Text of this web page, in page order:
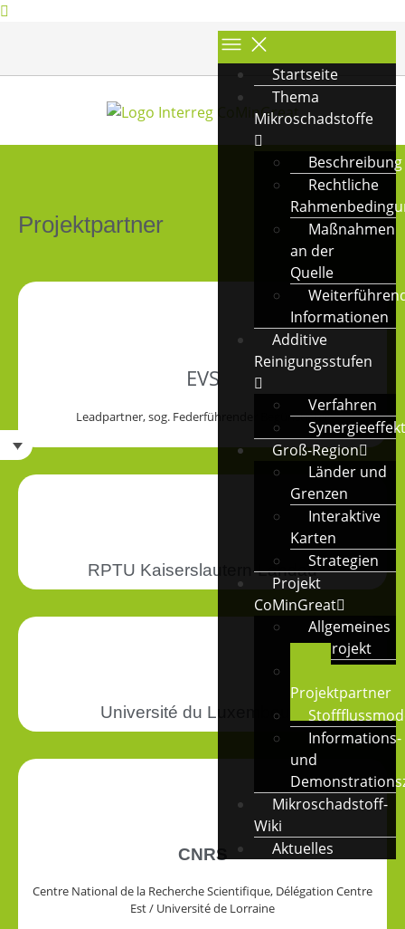
Startseite
Thema
Mikroschadstoffe
Beschreibung
Rechtliche
Maßnahmen
an der
Quelle
Informationen
Additive
Reinigungsstufen
Verfahren
Groß-Region
Länder und
Grenzen
Interaktive
Karten
Strategien
Projekt
CoMinGreat
Allgemeines
zum Projekt
Projektpartner
Informations-
und
Mikroschadstoff-
Wiki
Aktuelles
Projektpartner
EVS
Leadpartner, sog. Federführender Begünstigter
RPTU Kaiserslautern-Landau
Université du Luxembourg
CNRS
Centre National de la Recherche Scientifique, Délégation Centre
Est / Université de Lorraine